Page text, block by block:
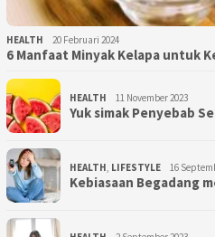
HEALTH 20 Februari 2024
6 Manfaat Minyak Kelapa untuk
HEALTH 11 November 2023
Yuk simak Penyebab
HEALTH, LIFESTYLE 16
Kebiasaan Begadang